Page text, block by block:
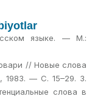
языке. — М.:
// Новые слова
1983. — С. 15–29. 3.
слова в